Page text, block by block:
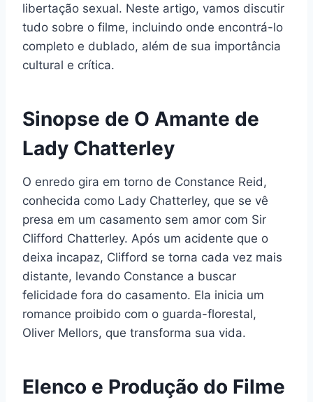
libertação sexual. Neste artigo, vamos discutir
tudo sobre o filme, incluindo onde encontrá-lo
completo e dublado, além de sua importância
cultural e crítica.
Sinopse de O Amante de
Lady Chatterley
O enredo gira em torno de Constance Reid,
conhecida como Lady Chatterley, que se vê
presa em um casamento sem amor com Sir
Clifford Chatterley. Após um acidente que o
deixa incapaz, Clifford se torna cada vez mais
distante, levando Constance a buscar
felicidade fora do casamento. Ela inicia um
romance proibido com o guarda-florestal,
Oliver Mellors, que transforma sua vida.
Elenco e Produção do Filme